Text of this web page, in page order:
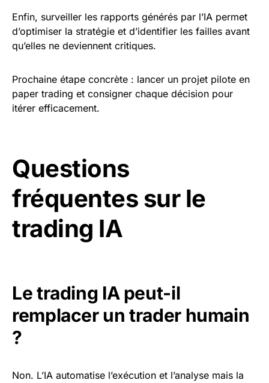
Enfin, surveiller les rapports générés par l’IA permet
d’optimiser la stratégie et d’identifier les failles avant
qu’elles ne deviennent critiques.
Prochaine étape concrète : lancer un projet pilote en
paper trading et consigner chaque décision pour
itérer efficacement.
Questions
fréquentes sur le
trading IA
Le trading IA peut-il
remplacer un trader humain
?
Non. L’IA automatise l’exécution et l’analyse mais la